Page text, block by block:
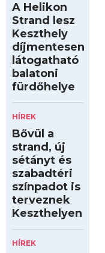
A Helikon
Strand lesz
Keszthely
díjmentesen
látogatható
balatoni
fürdőhelye
HÍREK
Bővül a
strand, új
sétányt és
szabadtéri
színpadot is
terveznek
Keszthelyen
HÍREK